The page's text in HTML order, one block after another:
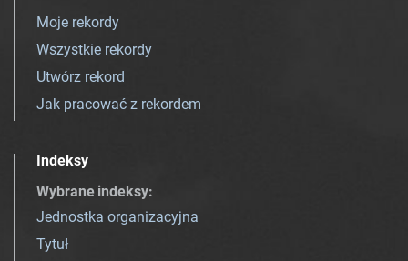
Moje rekordy
Wszystkie rekordy
Utwórz rekord
Jak pracować z rekordem
Indeksy
Wybrane indeksy:
Jednostka organizacyjna
Tytuł